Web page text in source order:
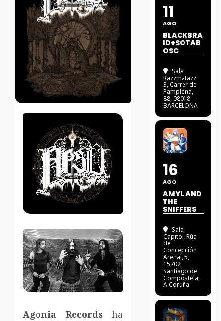
Agonia Records ha
11
AGO
BLACKBRA
ID+SOTAB
OSC
Sala
Razzmatazz
3, Carrer de
Pamplona,
88, 08018
BARCELONA
16
AGO
AMYL AND
THE
SNIFFERS
Sala
Capitol, Rúa
de
Concepción
Arenal, 5,
15702
Santiago de
Compostela,
A Coruña